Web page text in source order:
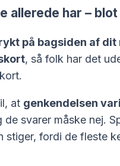
allerede har –
på bagsiden af
, så folk har det
at genkendelsen
de svarer måske nej.
stiger, fordi de fleste